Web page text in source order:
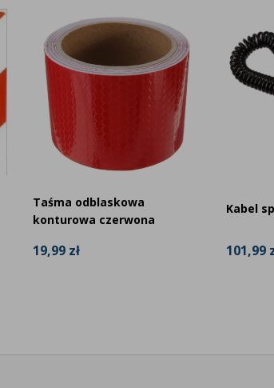
Taśma odblaskowa
konturowa czerwona
19,99 zł
Kabel
101,99